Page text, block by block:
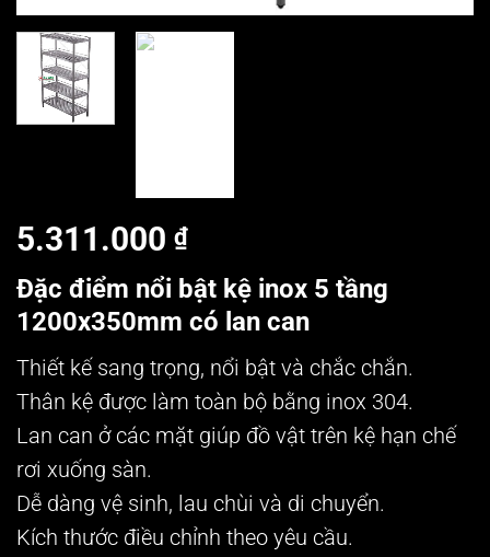
5.311.000 ₫
Đặc điểm nổi bật kệ inox 5 tầng
1200x350mm có lan can
Thiết kế sang trọng, nổi bật và chắc chắn.
Thân kệ được làm toàn bộ bằng inox 304.
Lan can ở các mặt giúp đồ vật trên kệ hạn chế
rơi xuống sàn.
Dễ dàng vệ sinh, lau chùi và di chuyển.
Kích thước điều chỉnh theo yêu cầu.